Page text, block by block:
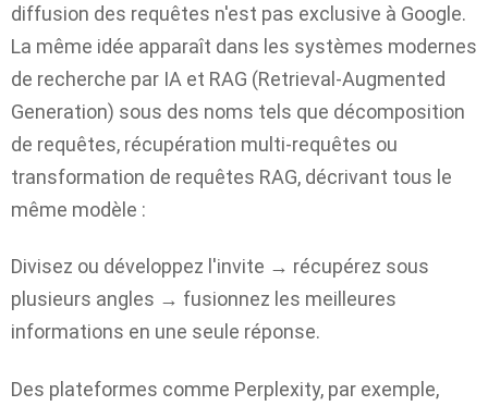
diffusion des requêtes n'est pas exclusive à Google.
La même idée apparaît dans les systèmes modernes
de recherche par IA et RAG (Retrieval-Augmented
Generation) sous des noms tels que décomposition
de requêtes, récupération multi-requêtes ou
transformation de requêtes RAG, décrivant tous le
même modèle :
Divisez ou développez l'invite → récupérez sous
plusieurs angles → fusionnez les meilleures
informations en une seule réponse.
Des plateformes comme Perplexity, par exemple,